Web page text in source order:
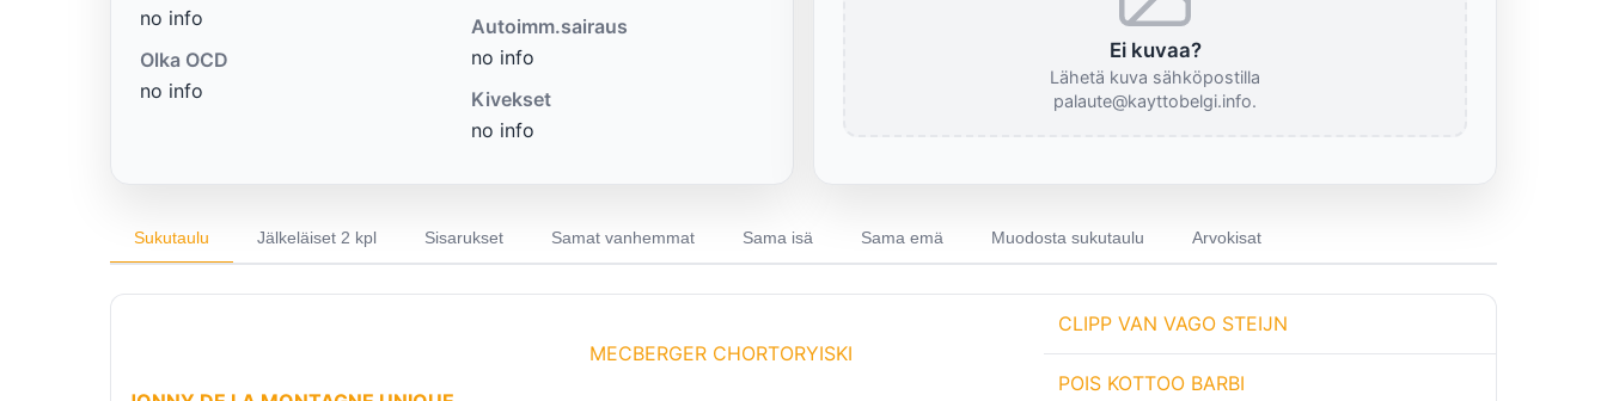
no info
Olka OCD
no info
Autoimm.sairaus
no info
Kivekset
no info
Ei kuvaa?
Lähetä kuva sähköpostilla
palaute@kayttobelgi.info.
Sukutaulu Jälkeläiset 2 kpl Sisarukset Samat vanhemmat Sama isä Sama emä Muodosta sukutaulu Arvokisat
MECBERGER CHORTORYISKI
CLIPP VAN VAGO STEIJN
POIS KOTTOO BARBI